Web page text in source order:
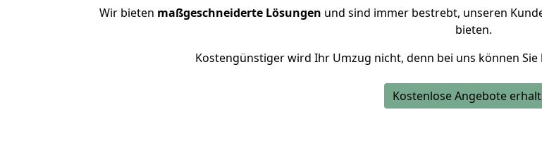
Wir bieten maßgeschneiderte Lösungen und sind immer bestrebt, unseren
bieten.
Kostengünstiger wird Ihr Umzug nicht, denn bei uns können Sie
Kostenlose Angebote